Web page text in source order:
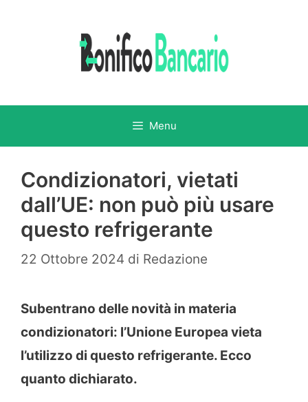
Menu
Condizionatori, vietati
dall’UE: non può più usare
questo refrigerante
22 Ottobre 2024 di Redazione
Subentrano delle novità in materia
condizionatori: l’Unione Europea vieta
l’utilizzo di questo refrigerante. Ecco
quanto dichiarato.